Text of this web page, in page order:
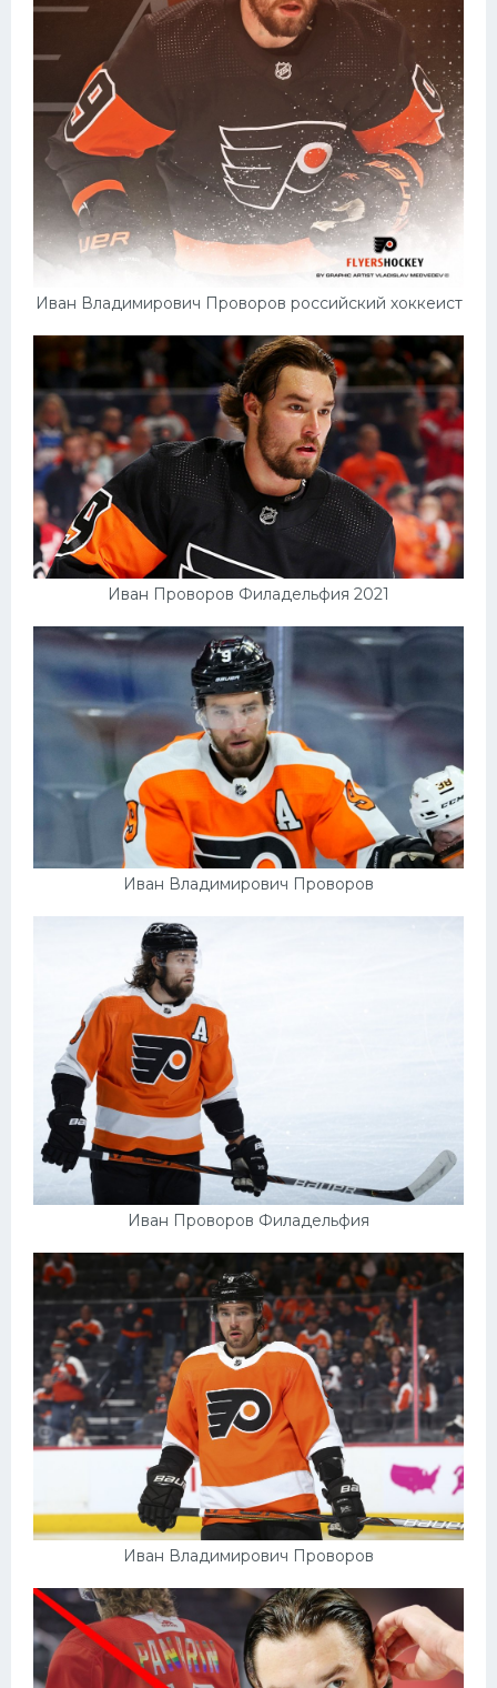
Иван Владимирович Проворов российский хоккеист
Иван Проворов Филадельфия 2021
Иван Владимирович Проворов
Иван Проворов Филадельфия
Иван Владимирович Проворов